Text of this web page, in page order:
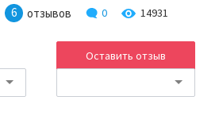
6 отзывов 0 14931
Оставить отзыв